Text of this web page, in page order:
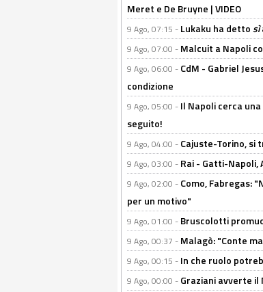
Meret e De Bruyne | VIDEO
9 Ago, 07:15 - Lukaku ha dettosì
9 Ago, 07:00 - Malcuit a Napoli
9 Ago, 06:00 - CdM - Gabriel
condizione
9 Ago, 05:00 - Il Napoli cerca
seguito!
9 Ago, 04:00 - Cajuste-Torino, si
9 Ago, 03:00 - Rai - Gatti-Napoli,
9 Ago, 02:00 - Como, Fabregas:
per un motivo"
9 Ago, 01:00 - Bruscolotti
9 Ago, 00:37 - Malagò: "Conte
9 Ago, 00:15 - In che ruolo
9 Ago, 00:00 - Graziani avverte il